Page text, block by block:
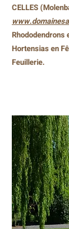
CELLES
Rhododendrons
Hortensias en
Feuillerie.